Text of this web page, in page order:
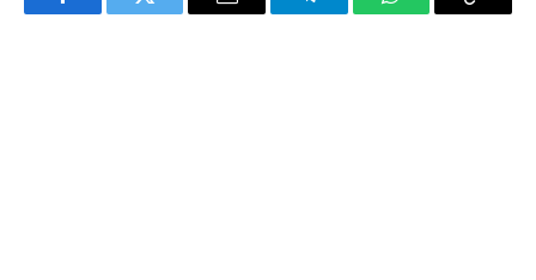
FacebookTwitter Email TelegramWhatsAppCopy